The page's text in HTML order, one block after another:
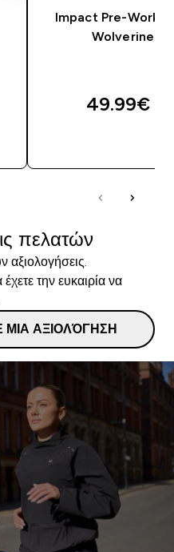
Impact Pre-
Wolverine
49.99€‎
πελατών
αξιολογήσεις.
την ευκαιρία να
ΑΞΙΟΛΌΓΗΣΗ